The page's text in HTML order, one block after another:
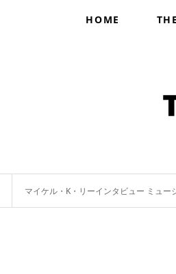
HOME
マイケル・K・リーインタビュー ミュ